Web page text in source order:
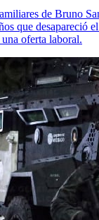
de Bruno
que desapareció
oferta laboral.